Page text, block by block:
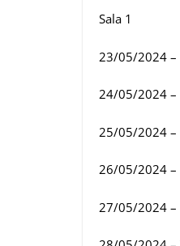
Sala 1
23/05/2024 –
24/05/2024 –
25/05/2024 –
26/05/2024 –
27/05/2024 –